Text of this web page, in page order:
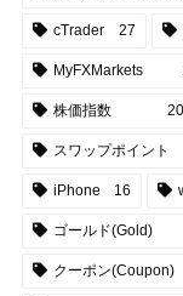
cTrader 27
MyFXMarkets
株価指数 20
スワップポイント
iPhone 16
ゴールド(Gold)
クーポン(Coupon)